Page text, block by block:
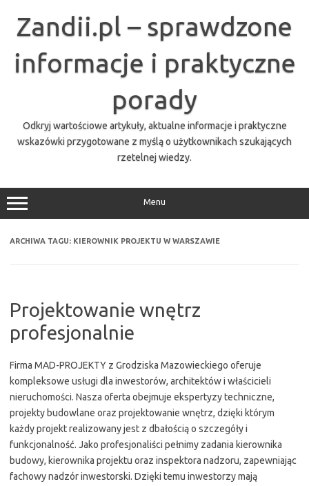
treściZandii.pl – sprawdzone
informacje i praktyczne
porady
Odkryj wartościowe artykuły, aktualne informacje i praktyczne
wskazówki przygotowane z myślą o użytkownikach szukających
rzetelnej wiedzy.
Menu
ARCHIWA TAGU: KIEROWNIK PROJEKTU W WARSZAWIE
Projektowanie wnętrz
profesjonalnie
Firma MAD-PROJEKTY z Grodziska Mazowieckiego oferuje
kompleksowe usługi dla inwestorów, architektów i właścicieli
nieruchomości. Nasza oferta obejmuje ekspertyzy techniczne,
projekty budowlane oraz projektowanie wnętrz, dzięki którym
każdy projekt realizowany jest z dbałością o szczegóły i
funkcjonalność. Jako profesjonaliści pełnimy zadania kierownika
budowy, kierownika projektu oraz inspektora nadzoru, zapewniając
fachowy nadzór inwestorski. Dzięki temu inwestorzy mają